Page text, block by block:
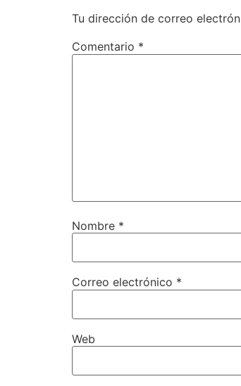
Tu dirección de correo
Comentario *
Nombre *
Correo electrónico *
Web